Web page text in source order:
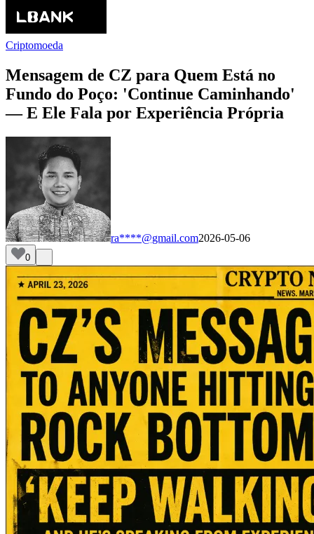
Criptomoeda
Mensagem de CZ para Quem Está no
Fundo do Poço: 'Continue Caminhando'
— E Ele Fala por Experiência Própria
ra****@gmail.com2026-05-06
0